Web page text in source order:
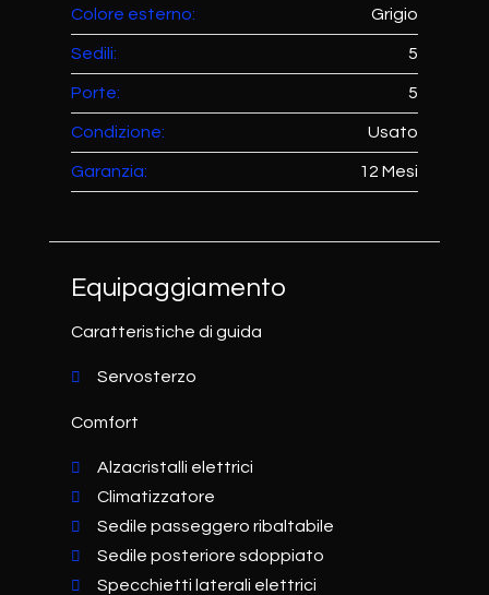
Colore esterno: Grigio
Sedili: 5
Porte: 5
Condizione: Usato
Garanzia: 12 Mesi
Equipaggiamento
Caratteristiche di guida
Servosterzo
Comfort
Alzacristalli elettrici
Climatizzatore
Sedile passeggero ribaltabile
Sedile posteriore sdoppiato
Specchietti laterali elettrici